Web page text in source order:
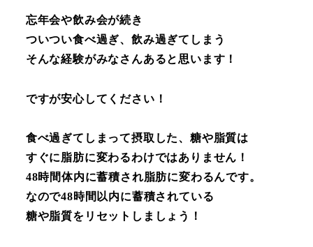
忘年会や飲み会が続き
ついつい食べ過ぎ、飲み過ぎてしまう
そんな経験がみなさんあると思います！
ですが安心してください！
食べ過ぎてしまって摂取した、糖や脂質は
すぐに脂肪に変わるわけではありません！
48時間体内に蓄積され脂肪に変わるんです。
なので48時間以内に蓄積されている
糖や脂質をリセットしましょう！